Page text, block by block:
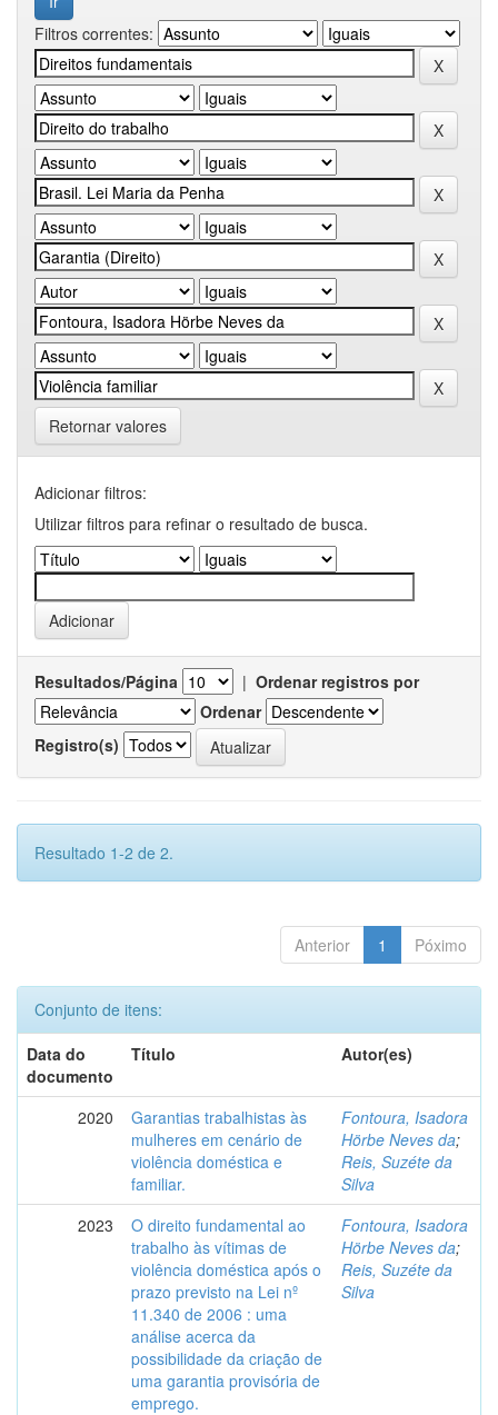
Filtros correntes:
Retornar valores
Adicionar filtros:
Utilizar filtros para refinar o resultado de busca.
Resultados/Página | Ordenar registros por
Ordenar
Registro(s)
Resultado 1-2 de 2.
Anterior 1 Póximo
Conjunto de itens:
Data do
documento
Título Autor(es)
2020
Garantias trabalhistas às
mulheres em cenário de
violência doméstica e
familiar.
Fontoura, Isadora
Hörbe Neves da;
Reis, Suzéte da
Silva
2023
O direito fundamental ao
trabalho às vítimas de
violência doméstica após o
prazo previsto na Lei nº
11.340 de 2006 : uma
análise acerca da
possibilidade da criação de
uma garantia provisória de
emprego.
Fontoura, Isadora
Hörbe Neves da;
Reis, Suzéte da
Silva